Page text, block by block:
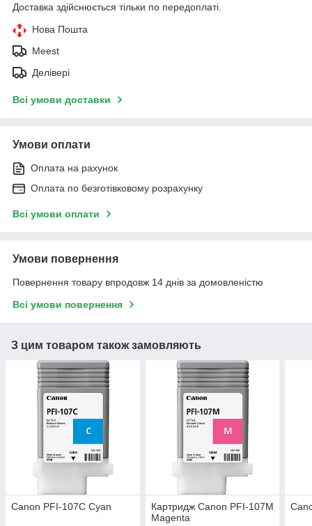
Доставка здійснюється тільки по передоплаті.
Нова Пошта
Meest
Делівері
Всі умови доставки
Умови оплати
Оплата на рахунок
Оплата по безготівковому розрахунку
Всі умови оплати
Умови повернення
Повернення товару впродовж 14 днів за домовленістю
Всі умови повернення
З цим товаром також замовляють
Canon PFI-107C Cyan
Картридж Canon PFI-107M
Magenta